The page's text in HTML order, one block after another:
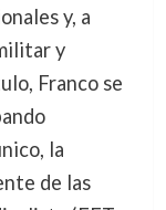
y, a
y
Franco se
la
de las